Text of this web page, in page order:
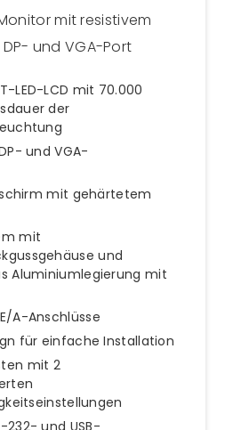
mit resistivem
und VGA-Port
LED-LCD mit 70.000
der
und VGA-
mit gehärtetem
mit
und
Aluminiumlegierung mit
A-Anschlüsse
für einfache Installation
mit 2
232- und USB-